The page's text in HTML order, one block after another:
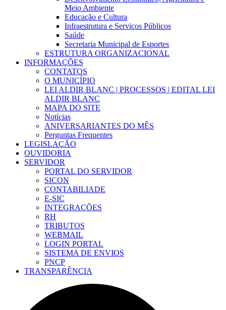
Meio Ambiente
Educação e Cultura
Infraestrutura e Serviços Públicos
Saúde
Secretaria Municipal de Esportes
ESTRUTURA ORGANIZACIONAL
INFORMAÇÕES
CONTATOS
O MUNICÍPIO
LEI ALDIR BLANC | PROCESSOS | EDITAL LEI
ALDIR BLANC
MAPA DO SITE
Notícias
ANIVERSARIANTES DO MÊS
Perguntas Frequentes
LEGISLAÇÃO
OUVIDORIA
SERVIDOR
PORTAL DO SERVIDOR
SICON
CONTABILIADE
E-SIC
INTEGRAÇÕES
RH
TRIBUTOS
WEBMAIL
LOGIN PORTAL
SISTEMA DE ENVIOS
PNCP
TRANSPARÊNCIA